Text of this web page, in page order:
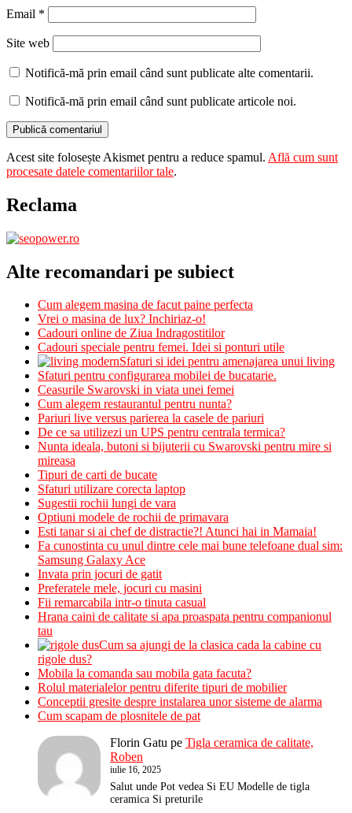
Email *
Site web
Notifică-mă prin email când sunt publicate alte comentarii.
Notifică-mă prin email când sunt publicate articole noi.
Acest site folosește Akismet pentru a reduce spamul. Află cum sunt
procesate datele comentariilor tale.
Reclama
Alte recomandari pe subiect
Cum alegem masina de facut paine perfecta
Vrei o masina de lux? Inchiriaz-o!
Cadouri online de Ziua Indragostitilor
Cadouri speciale pentru femei. Idei si ponturi utile
Sfaturi si idei pentru amenajarea unui living
Sfaturi pentru configurarea mobilei de bucatarie.
Ceasurile Swarovski in viata unei femei
Cum alegem restaurantul pentru nunta?
Pariuri live versus parierea la casele de pariuri
De ce sa utilizezi un UPS pentru centrala termica?
Nunta ideala, butoni si bijuterii cu Swarovski pentru mire si
mireasa
Tipuri de carti de bucate
Sfaturi utilizare corecta laptop
Sugestii rochii lungi de vara
Optiuni modele de rochii de primavara
Esti tanar si ai chef de distractie?! Atunci hai in Mamaia!
Fa cunostinta cu unul dintre cele mai bune telefoane dual sim:
Samsung Galaxy Ace
Invata prin jocuri de gatit
Preferatele mele, jocuri cu masini
Fii remarcabila intr-o tinuta casual
Hrana caini de calitate si apa proaspata pentru companionul
tau
Cum sa ajungi de la clasica cada la cabine cu
rigole dus?
Mobila la comanda sau mobila gata facuta?
Rolul materialelor pentru diferite tipuri de mobilier
Conceptii gresite despre instalarea unor sisteme de alarma
Cum scapam de plosnitele de pat
Florin Gatu pe Tigla ceramica de calitate,
Roben
iulie 16, 2025
Salut unde Pot vedea Si EU Modelle de tigla
ceramica Si preturile